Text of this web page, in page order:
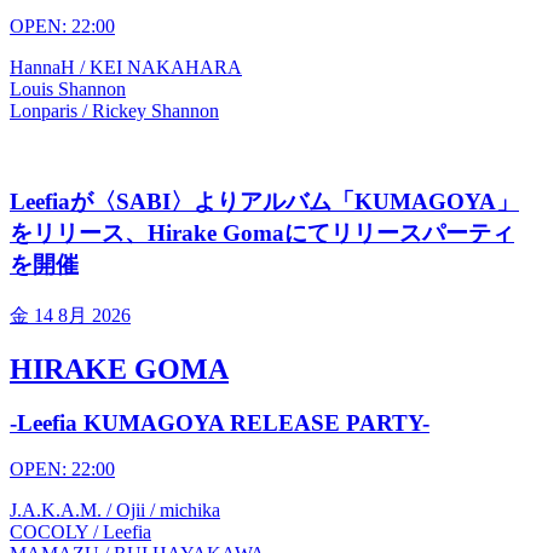
OPEN: 22:00
HannaH / KEI NAKAHARA
Louis Shannon
Lonparis / Rickey Shannon
Leefiaが〈SABI〉よりアルバム「KUMAGOYA」
をリリース、Hirake Gomaにてリリースパーティ
を開催
金 14 8月 2026
HIRAKE GOMA
-Leefia KUMAGOYA RELEASE PARTY-
OPEN: 22:00
J.A.K.A.M. / Ojii / michika
COCOLY / Leefia